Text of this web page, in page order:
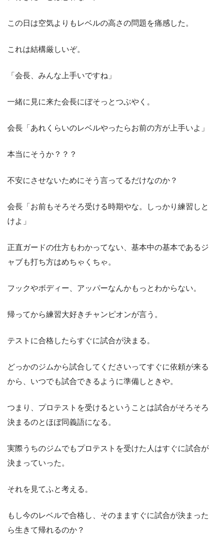
この日は空気よりもレベルの高さの問題を痛感した。
これは結構厳しいぞ。
「会長、みんな上手いですね」
一緒に見に来た会長にぼそっとつぶやく。
会長「あれくらいのレベルやったらお前の方が上手いよ」
本当にそうか？？？
不安にさせないためにそう言ってるだけなのか？
会長「お前もそろそろ受ける時期やな。しっかり練習しと
けよ」
正直ガードの仕方もわかってない、基本中の基本であるジ
ャブも打ち方はめちゃくちゃ。
フックやボディー、アッパーなんかもっとわからない。
帰ってから練習大好きチャンピオンが言う。
テストに合格したらすぐに試合が決まる。
どっかのジムから試合してくださいってすぐに依頼が来る
から、いつでも試合できるように準備しときや。
つまり、プロテストを受けるということは試合がそろそろ
決まるのとほぼ同義語になる。
実際うちのジムでもプロテストを受けた人はすぐに試合が
決まっていった。
それを見てふと考える。
もし今のレベルで合格し、そのまますぐに試合が決まった
ら生きて帰れるのか？